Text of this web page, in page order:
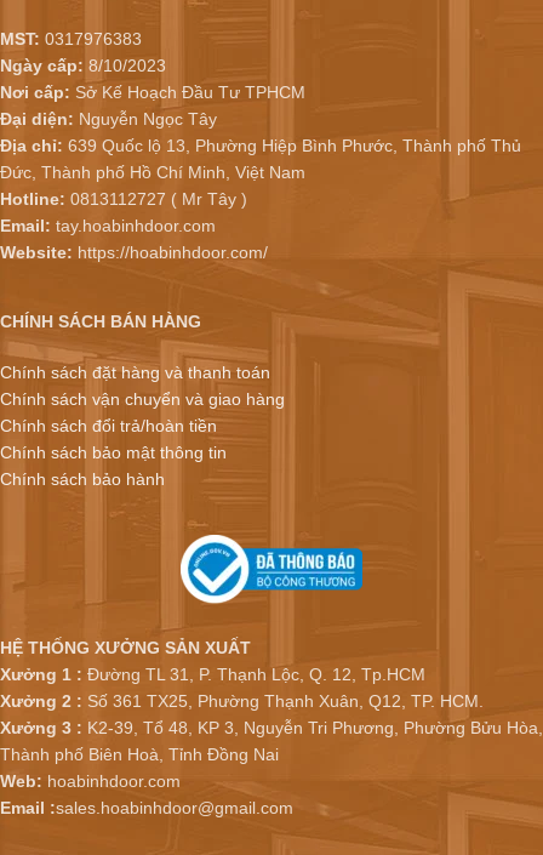
MST: 0317976383
Ngày cấp: 8/10/2023
Nơi cấp: Sở Kế Hoạch Đầu Tư TPHCM
Đại diện: Nguyễn Ngọc Tây
Địa chỉ: 639 Quốc lộ 13, Phường Hiệp Bình Phước, Thành phố Thủ
Đức, Thành phố Hồ Chí Minh, Việt Nam
Hotline: 0813112727 ( Mr Tây )
Email: tay.hoabinhdoor.com
Website: https://hoabinhdoor.com/
CHÍNH SÁCH BÁN HÀNG
Chính sách đặt hàng và thanh toán
Chính sách vận chuyển và giao hàng
Chính sách đổi trả/hoàn tiền
Chính sách bảo mật thông tin
Chính sách bảo hành
HỆ THỐNG XƯỞNG SẢN XUẤT
Xưởng 1 : Đường TL 31, P. Thạnh Lộc, Q. 12, Tp.HCM
Xưởng 2 : Số 361 TX25, Phường Thạnh Xuân, Q12, TP. HCM.
Xưởng 3 : K2-39, Tổ 48, KP 3, Nguyễn Tri Phương, Phường Bửu Hòa,
Thành phố Biên Hoà, Tỉnh Đồng Nai
Web: hoabinhdoor.com
Email :sales.hoabinhdoor@gmail.com